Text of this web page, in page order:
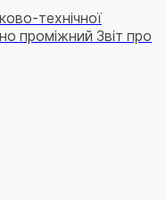
технічної
проміжний Звіт про